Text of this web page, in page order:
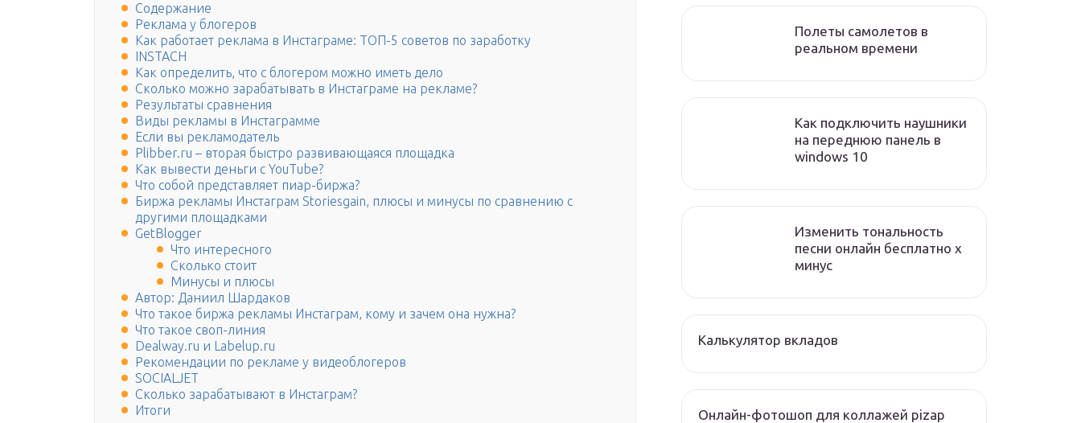
Содержание
Реклама у блогеров
Как работает реклама в Инстаграме: ТОП-5 советов по заработку
INSTACH
Как определить, что с блогером можно иметь дело
Сколько можно зарабатывать в Инстаграме на рекламе?
Результаты сравнения
Виды рекламы в Инстаграмме
Если вы рекламодатель
Plibber.ru – вторая быстро развивающаяся площадка
Как вывести деньги с YouTube?
Что собой представляет пиар-биржа?
Биржа рекламы Инстаграм Storiesgain, плюсы и минусы по сравнению с
другими площадками
GetBlogger
Что интересного
Сколько стоит
Минусы и плюсы
Автор: Даниил Шардаков
Что такое биржа рекламы Инстаграм, кому и зачем она нужна?
Что такое своп-линия
Dealway.ru и Labelup.ru
Рекомендации по рекламе у видеоблогеров
SOCIALJET
Сколько зарабатывают в Инстаграм?
Итоги
Полеты самолетов в
реальном времени
Как подключить наушники
на переднюю панель в
windows 10
Изменить тональность
песни онлайн бесплатно x
минус
Калькулятор вкладов
Онлайн-фотошоп для коллажей pizap